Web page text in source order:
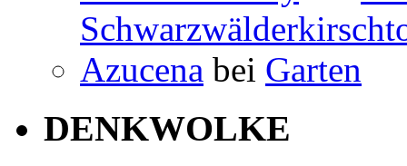
Azucena bei Garten
DENKWOLKE